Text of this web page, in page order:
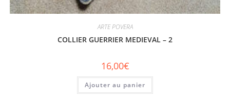
ARTE POVERA
COLLIER GUERRIER MEDIEVAL – 2
16,00€
Ajouter au panier